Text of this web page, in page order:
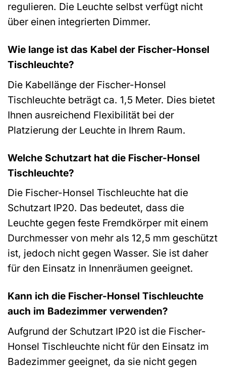
regulieren. Die Leuchte selbst verfügt nicht
über einen integrierten Dimmer.
Wie lange ist das Kabel der Fischer-Honsel
Tischleuchte?
Die Kabellänge der Fischer-Honsel
Tischleuchte beträgt ca. 1,5 Meter. Dies bietet
Ihnen ausreichend Flexibilität bei der
Platzierung der Leuchte in Ihrem Raum.
Welche Schutzart hat die Fischer-Honsel
Tischleuchte?
Die Fischer-Honsel Tischleuchte hat die
Schutzart IP20. Das bedeutet, dass die
Leuchte gegen feste Fremdkörper mit einem
Durchmesser von mehr als 12,5 mm geschützt
ist, jedoch nicht gegen Wasser. Sie ist daher
für den Einsatz in Innenräumen geeignet.
Kann ich die Fischer-Honsel Tischleuchte
auch im Badezimmer verwenden?
Aufgrund der Schutzart IP20 ist die Fischer-
Honsel Tischleuchte nicht für den Einsatz im
Badezimmer geeignet, da sie nicht gegen